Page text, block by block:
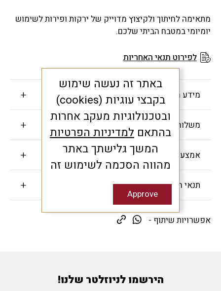
מתאימה לחיתוך ולקיצוץ מדוייק של ירקות ופירות לשימוש
יומיומי במטבח הביתי שלכם.
לפירוט תנאי האחריות
מידע חשוב
משלוחים והחזרות
אמצעי תשלום
תנאי האחריות
אפשרויות שיתוף -
הירשמו לניוזלטר שלנו!
באתר זה נעשה שימוש
בקבצי עוגיות (cookies)
ובטכנולוגיות מעקב אחרות
בהתאם למדיניות הפרטיות
המשך גלישתך באתר
מהווה הסכמה לשימוש זה
Approve